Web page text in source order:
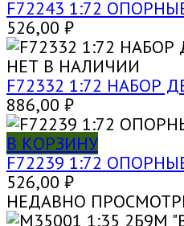
F72243 1:72
526,00 ₽
НЕТ В НАЛИЧИИ
F72332 1:72 НАБОР
886,00 ₽
В КОРЗИНУ
F72239 1:72
526,00 ₽
НЕДАВНО